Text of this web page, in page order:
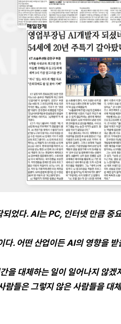
되었다. AI는 PC, 인터넷 만큼 중
다. 어떤 산업이든 AI의 영향을 받
을 대체하는 일이 일어나지 않겠
람들은 그렇지 않은 사람들을 대